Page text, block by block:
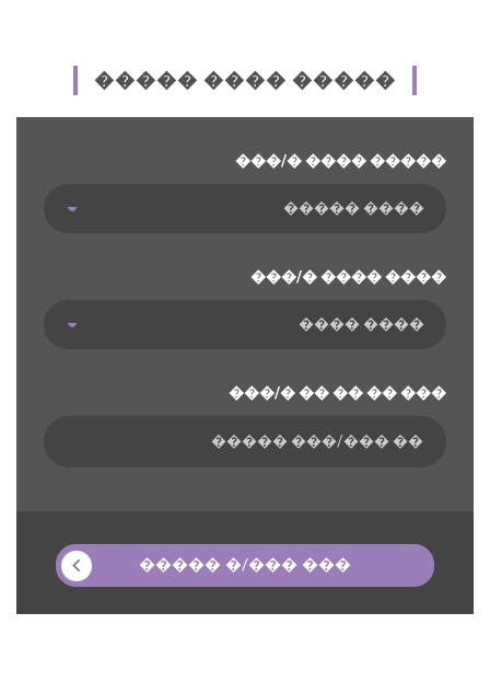
����� ���� �����
���/� ���� �����
���/� ���� ����
���/� �� �� �� ���